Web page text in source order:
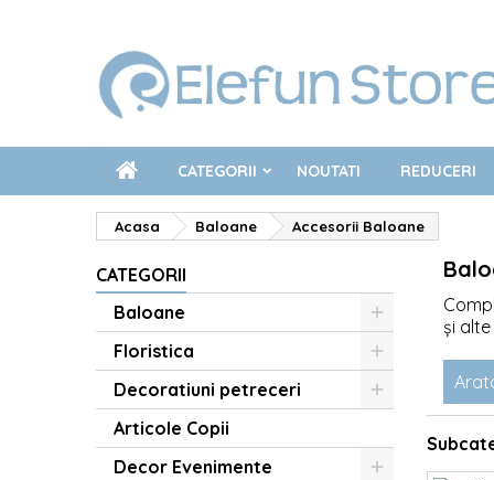
CATEGORII NOUTATI REDUCERI
Acasa Baloane Accesorii Baloane
CATEGORII
Baloane
Floristica
Decoratiuni petreceri
Articole Copii
Decor Evenimente
și
În
orice
și din